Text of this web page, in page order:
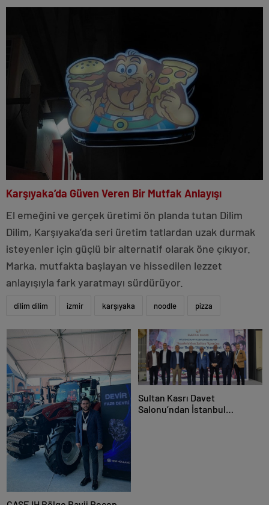
Karşıyaka’da Güven Veren Bir Mutfak Anlayışı
El emeğini ve gerçek üretimi ön planda tutan Dilim
Dilim, Karşıyaka’da seri üretim tatlardan uzak durmak
isteyenler için güçlü bir alternatif olarak öne çıkıyor.
Marka, mutfakta başlayan ve hissedilen lezzet
anlayışıyla fark yaratmayı sürdürüyor.
dilim dilim izmir karşıyaka noodle pizza
Sultan Kasrı Davet
Salonu’ndan İstanbul